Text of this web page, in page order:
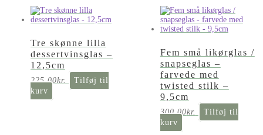
Tre skønne lilla
dessertvinsglas –
12,5cm
225,00kr.
Tilføj til
kurv
Fem små likørglas /
snapseglas –
farvede med
twisted stilk –
9,5cm
300,00kr.
Tilføj til
kurv